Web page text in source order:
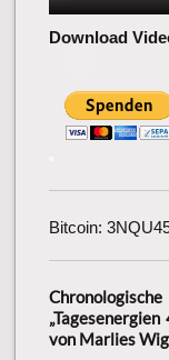
Download
Bitcoin:
von Marlies